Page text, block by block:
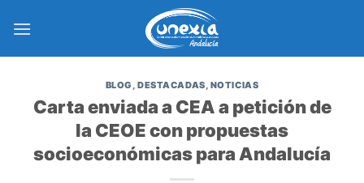
BLOG ,DESTACADAS, NOTICIAS
Carta enviada a CEA a petición de
la CEOE con propuestas
socioeconómicas para Andalucía